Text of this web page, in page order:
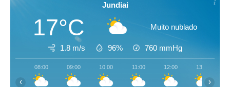
Jundiai
17°C Muito nublado
1.8 m/s 96% 760 mmHg
08:00 09:00 10:00 11:00 12:00 13:00
‹ ›